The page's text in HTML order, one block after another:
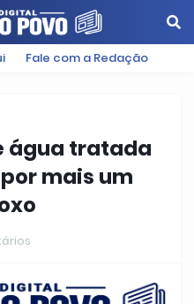
Fale com a Redação
água tratada
mais um